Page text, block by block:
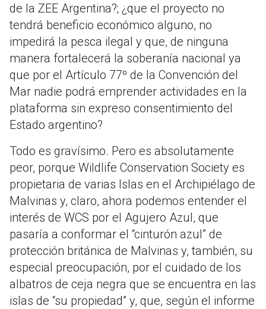
de la ZEE Argentina?; ¿que el proyecto no
tendrá beneficio económico alguno, no
impedirá la pesca ilegal y que, de ninguna
manera fortalecerá la soberanía nacional ya
que por el Artículo 77º de la Convención del
Mar nadie podrá emprender actividades en la
plataforma sin expreso consentimiento del
Estado argentino?
Todo es gravísimo. Pero es absolutamente
peor, porque Wildlife Conservation Society es
propietaria de varias Islas en el Archipiélago de
Malvinas y, claro, ahora podemos entender el
interés de WCS por el Agujero Azul, que
pasaría a conformar el “cinturón azul” de
protección británica de Malvinas y, también, su
especial preocupación, por el cuidado de los
albatros de ceja negra que se encuentra en las
islas de “su propiedad” y, que, según el informe